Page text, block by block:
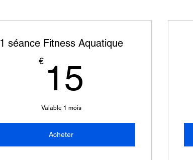
1 séance Fitness Aquatique
€ 15
Valable 1 mois
Acheter